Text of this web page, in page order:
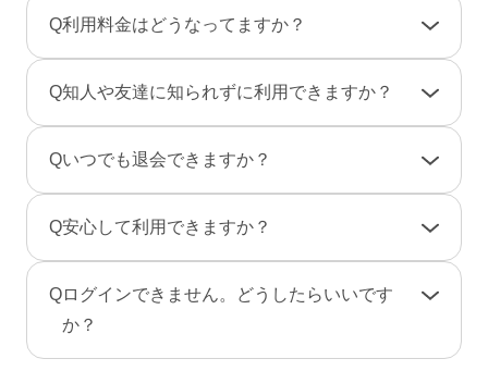
さい。
です。そのため、弊社からお客様へ料金の請求
や督促のご連絡が届くことはありません。
Q利用料金はどうなってますか？
一部のコンテンツの利用はコイン（有料）が必
男性は、事前にポイントをご購入のうえご利用
となります。（1P＝約10円、消費ポイントはサ
ービスによって異なります）
Q知人や友達に知られずに利用できますか？
のニックネームで、プロフ画像を登録しない状
また、検索結果にあなたのプロフィールが表示
されないように設定することもできます。
Qいつでも退会できますか？
手続き」から行えます。
画・メッセージ・ポイント（コイン）などのア
カウント情報はすべて削除されます。復旧や返
金はできませんのでご注意ください。
Q安心して利用できますか？
ービスでは24時間365日体制で有人による監視・
通報対応・年齢確認を行っております。
Qログインできません。どうしたらいいです
か？